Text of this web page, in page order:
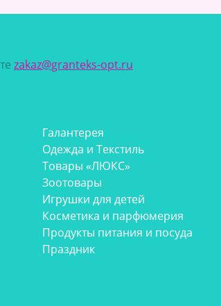
zakaz@granteks-opt.ru
Галантерея
Одежда и Текстиль
Товары «ЛЮКС»
Зоотовары
Игрушки для детей
Косметика и парфюмерия
Продукты питания и посуда
Праздник